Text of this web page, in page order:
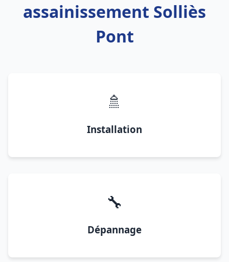
assainissement Solliès
Pont
🚿
Installation
🔧
Dépannage